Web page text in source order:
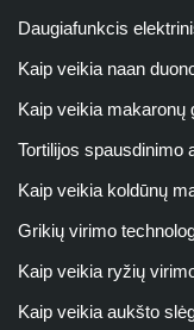
Daugiafunkcis
Kaip veikia naan
Kaip veikia makaronų
Tortilijos spausdinimo
Kaip veikia koldūnų
Grikių virimo
Kaip veikia ryžių
Kaip veikia aukšto